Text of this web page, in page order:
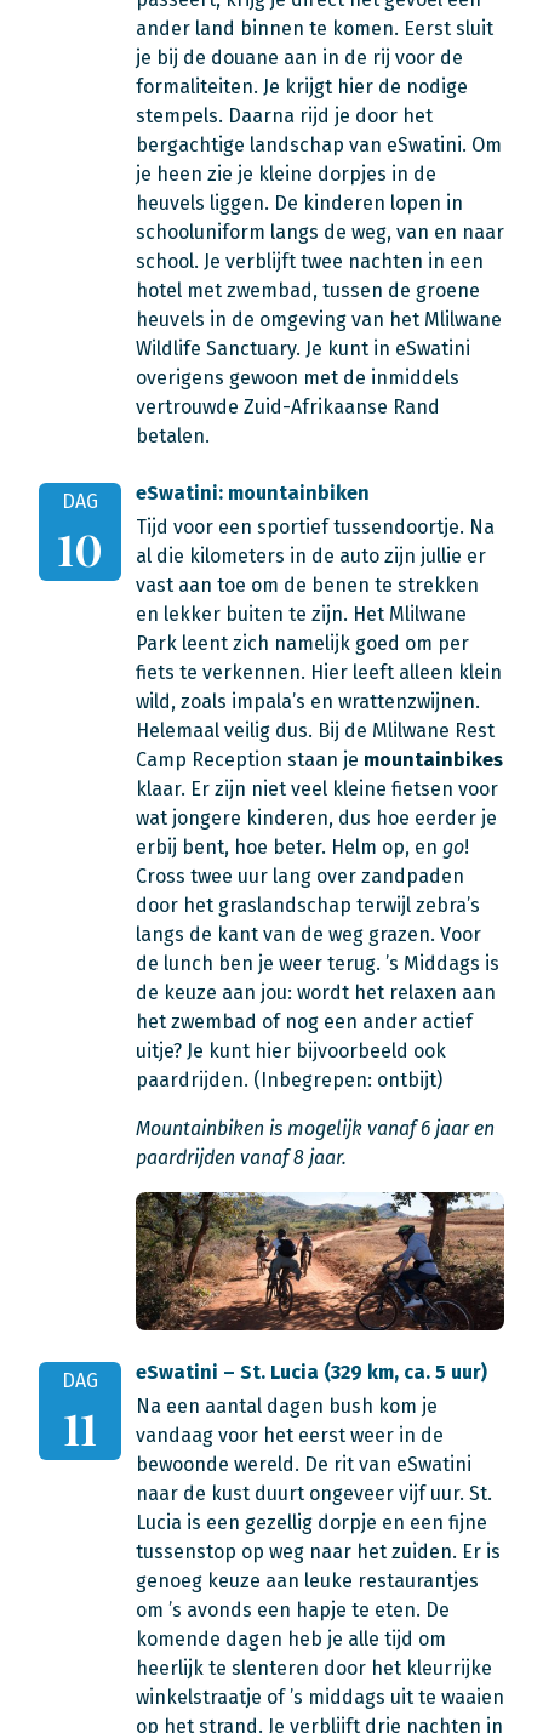
ander land binnen te komen. Eerst sluit
je bij de douane aan in de rij voor de
formaliteiten. Je krijgt hier de nodige
stempels. Daarna rijd je door het
bergachtige landschap van eSwatini. Om
je heen zie je kleine dorpjes in de
heuvels liggen. De kinderen lopen in
schooluniform langs de weg, van en naar
school. Je verblijft twee nachten in een
hotel met zwembad, tussen de groene
heuvels in de omgeving van het Mlilwane
Wildlife Sanctuary. Je kunt in eSwatini
overigens gewoon met de inmiddels
vertrouwde Zuid-Afrikaanse Rand
betalen.
DAG
10
eSwatini: mountainbiken
Tijd voor een sportief tussendoortje. Na
al die kilometers in de auto zijn jullie er
vast aan toe om de benen te strekken
en lekker buiten te zijn. Het Mlilwane
Park leent zich namelijk goed om per
fiets te verkennen. Hier leeft alleen klein
wild, zoals impala’s en wrattenzwijnen.
Helemaal veilig dus. Bij de Mlilwane Rest
Camp Reception staan je mountainbikes
klaar. Er zijn niet veel kleine fietsen voor
wat jongere kinderen, dus hoe eerder je
erbij bent, hoe beter. Helm op, en go!
Cross twee uur lang over zandpaden
door het graslandschap terwijl zebra’s
langs de kant van de weg grazen. Voor
de lunch ben je weer terug. ’s Middags is
de keuze aan jou: wordt het relaxen aan
het zwembad of nog een ander actief
uitje? Je kunt hier bijvoorbeeld ook
paardrijden. (Inbegrepen: ontbijt)
Mountainbiken is mogelijk vanaf 6 jaar en
paardrijden vanaf 8 jaar.
DAG
11
eSwatini – St. Lucia (329 km, ca. 5 uur)
Na een aantal dagen bush kom je
vandaag voor het eerst weer in de
bewoonde wereld. De rit van eSwatini
naar de kust duurt ongeveer vijf uur. St.
Lucia is een gezellig dorpje en een fijne
tussenstop op weg naar het zuiden. Er is
genoeg keuze aan leuke restaurantjes
om ’s avonds een hapje te eten. De
komende dagen heb je alle tijd om
heerlijk te slenteren door het kleurrijke
winkelstraatje of ’s middags uit te waaien
op het strand. Je verblijft drie nachten in